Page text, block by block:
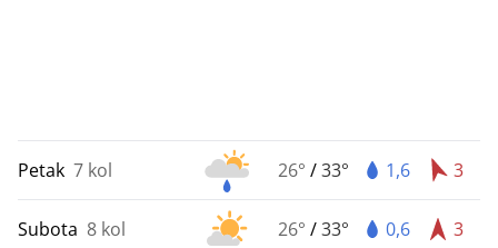
Petak 7 kol 26° /33° 1,6 3
Subota 8 kol 26° /33° 0,6 3